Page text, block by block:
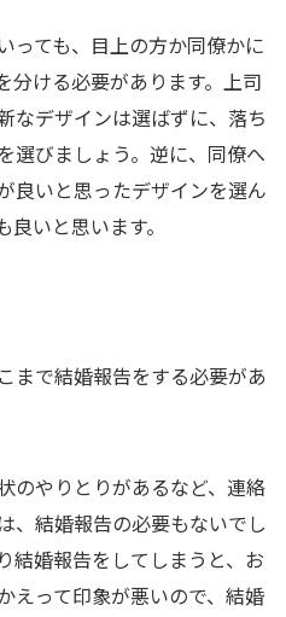
っても、目上の方か同僚かに
分ける必要があります。上司
なデザインは選ばずに、落ち
選びましょう。逆に、同僚へ
良いと思ったデザインを選ん
いと思います。
まで結婚報告をする必要があ
のやりとりがあるなど、連絡
、結婚報告の必要もないでし
結婚報告をしてしまうと、お
えって印象が悪いので、結婚